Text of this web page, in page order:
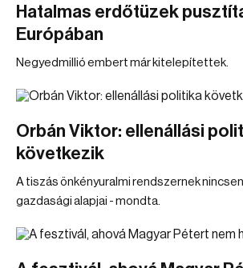
Hatalmas erdőtüzek
Európában
Negyedmillió embert már kitelepítettek.
Orbán Viktor: ellenállási
következik
A tiszás önkényuralmi rendszernek
gazdasági alapjai - mondta.